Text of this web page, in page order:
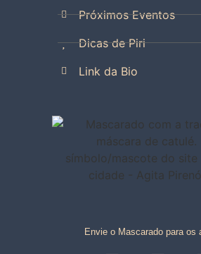
Próximos Eventos
Dicas de Piri
Link da Bio
Envie o Mascarado para os